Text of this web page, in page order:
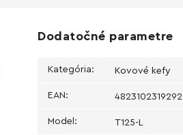
Dodatočné parametre
Kategória: Kovové kefy
EAN: 4823102319292
Model : T125-L